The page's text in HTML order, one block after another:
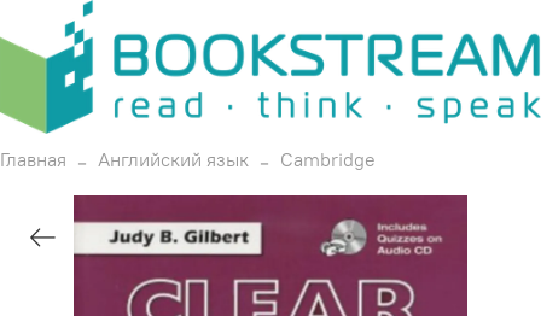
Главная Английский язык Cambridge